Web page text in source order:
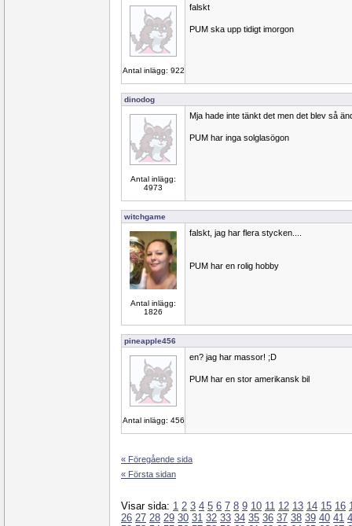
Antal inlägg: 922
falskt
PUM ska upp tidigt imorgon
dinodog
Antal inlägg:
4973
Mja hade inte tänkt det men det blev så
PUM har inga solglasögon
witchgame
Antal inlägg:
1826
falskt, jag har flera stycken....
PUM har en rolig hobby
pineapple456
Antal inlägg: 456
en? jag har massor! ;D
PUM har en stor amerikansk bil
« Föregående sida
« Första sidan
Visar sida: 1 2 3 4 5 6 7 8 9 10 11 12 13 14 15 16
26 27 28 29 30 31 32 33 34 35 36 37 38 39 40 41